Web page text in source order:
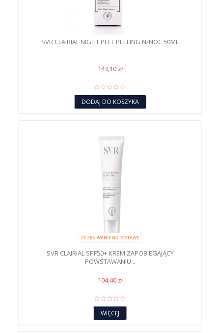
SVR CLAIRIAL NIGHT PEEL PEELING N/NOC 50ML
143,10 zł
DODAJ DO KOSZYKA
OCZEKIWANIE NA DOSTAWĘ
SVR CLAIRIAL SPF50+ KREM ZAPOBIEGAJĄCY
POWSTAWANIU...
104,40 zł
WIĘCEJ